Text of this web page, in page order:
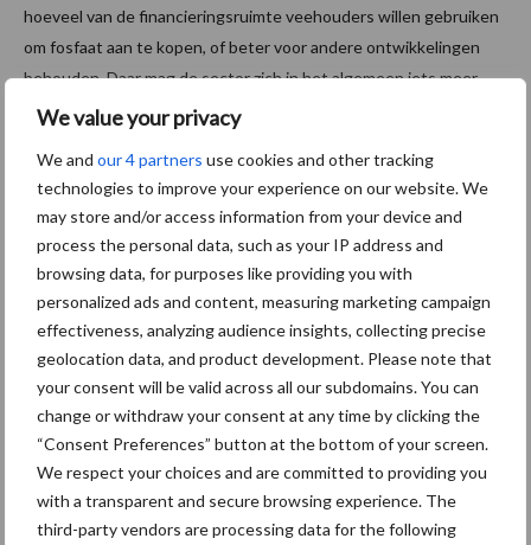
We value your privacy
We and our 4 partners use cookies and other tracking
technologies to improve your experience on our website. We
may store and/or access information from your device and
process the personal data, such as your IP address and
browsing data, for purposes like providing you with
personalized ads and content, measuring marketing campaign
effectiveness, analyzing audience insights, collecting precise
geolocation data, and product development. Please note that
your consent will be valid across all our subdomains. You can
change or withdraw your consent at any time by clicking the
“Consent Preferences” button at the bottom of your screen.
We respect your choices and are committed to providing you
with a transparent and secure browsing experience. The
third-party vendors are processing data for the following
hoeveel van de financieringsruimte veehouders willen gebruiken
om fosfaat aan te kopen, of beter voor andere ontwikkelingen
behouden. Daar mag de sector zich in het algemeen iets meer
bewust van zijn.”
Bron:DLV Advies
Aanbevolen voor jou!
Grondstoffenmarkt blijft
grillig: droogte en
geopolitiek houden handel
in de greep
De speenhuid: een vaak
onderschatte risicofactor